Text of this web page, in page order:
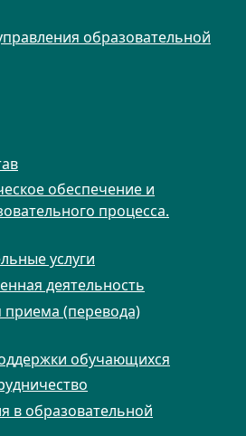
образовательной
обеспечение и
процесса.
услуги
деятельность
приема (перевода)
обучающихся
в образовательной